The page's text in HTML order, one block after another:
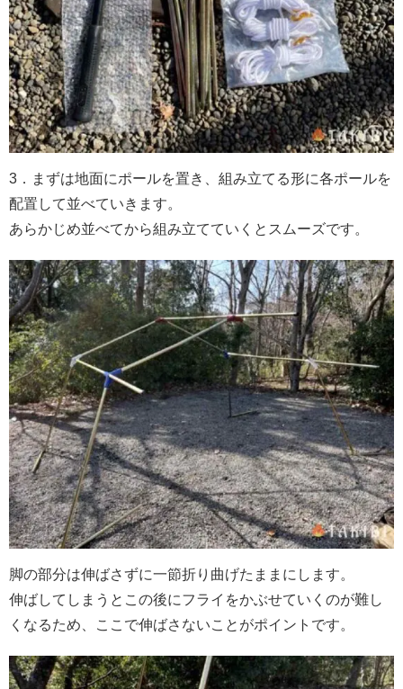
3．まずは地面にポールを置き、組み立てる形に各ポールを
配置して並べていきます。
あらかじめ並べてから組み立てていくとスムーズです。
脚の部分は伸ばさずに一節折り曲げたままにします。
伸ばしてしまうとこの後にフライをかぶせていくのが難し
くなるため、ここで伸ばさないことがポイントです。